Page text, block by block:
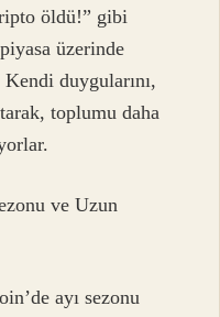
öldü!” gibi
üzerinde
duygularını,
toplumu daha
ve Uzun
ayı sezonu